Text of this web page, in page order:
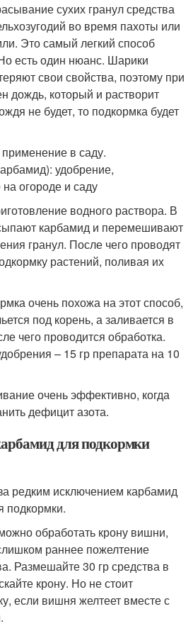
сухих гранул средства
во время пахоты или
Это самый легкий способ
есть один нюанс. Шарики
свои свойства, поэтому при
дождь, который и растворит
не будет, то подкормка будет
водного раствора. В
карбамид и перемешивают
гранул. После чего проводят
растений, поливая их
очень похожа на этот способ,
под корень, а заливается в
чего проводится обработка.
– 15 гр препарата на 10
очень эффективно, когда
дефицит азота.
для подкормки
редким исключением карбамид
подкормки.
обработать крону вишни,
раннее пожелтение
Размешайте 30 гр средства в
крону. Но не стоит
если вишня желтеет вместе с